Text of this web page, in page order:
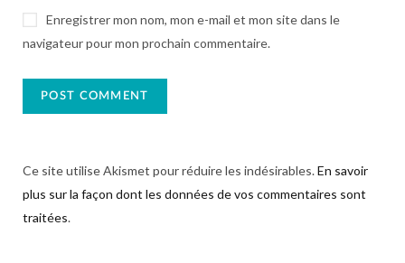
Enregistrer mon nom, mon e-mail et mon site dans le
navigateur pour mon prochain commentaire.
Ce site utilise Akismet pour réduire les indésirables.En savoir
plus sur la façon dont les données de vos commentaires sont
traitées.